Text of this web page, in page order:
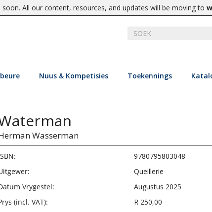
All our content, resources, and updates will be moving to
Nuus & Kompetisies Toekennings
Wasserman
9780795803048
Queillerie
Vrygestel:
Augustus 2025
(incl. VAT):
R 250,00